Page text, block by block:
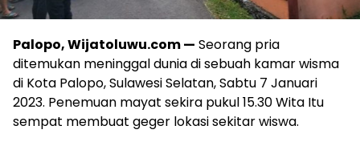
Palopo, Wijatoluwu.com — Seorang pria
ditemukan meninggal dunia di sebuah kamar wisma
di Kota Palopo, Sulawesi Selatan, Sabtu 7 Januari
2023. Penemuan mayat sekira pukul 15.30 Wita Itu
sempat membuat geger lokasi sekitar wiswa.